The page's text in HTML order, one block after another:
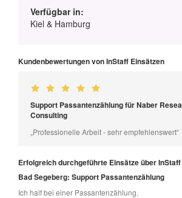
Verfügbar in:
Kiel & Hamburg
Kundenbewertungen von InStaff Einsätzen
Support Passantenzählung für Naber
Consulting
„Professionelle Arbeit - sehr empfehlenswert“
Erfolgreich durchgeführte Einsätze über InStaff
Bad Segeberg: Support Passantenzählung
Ich half bei einer Passantenzählung.